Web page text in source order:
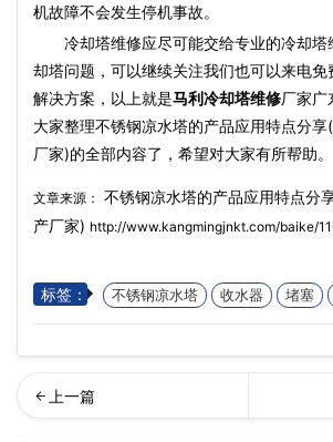
机故障不会发生停机事故。
冷却塔维修应尽可能交给专业的冷却
却塔问题，可以继续关注我们也可以来电
解决方案，以上就是马利冷却塔维修厂家广
大家整理不锈钢凉水塔的产品应用特点分
厂家)的全部内容了，希望对大家有所帮助。
文章来源： 不锈钢凉水塔的产品应用特点分
产厂家) http://www.kangmingjnkt.com/baike/
标签： 不锈钢凉水塔 收水器 堵塞